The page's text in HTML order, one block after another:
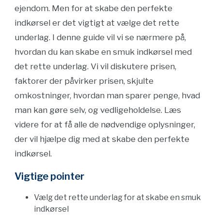
ejendom. Men for at skabe den perfekte
indkørsel er det vigtigt at vælge det rette
underlag. I denne guide vil vi se nærmere på,
hvordan du kan skabe en smuk indkørsel med
det rette underlag. Vi vil diskutere prisen,
faktorer der påvirker prisen, skjulte
omkostninger, hvordan man sparer penge, hvad
man kan gøre selv, og vedligeholdelse. Læs
videre for at få alle de nødvendige oplysninger,
der vil hjælpe dig med at skabe den perfekte
indkørsel.
Vigtige pointer
Vælg det rette underlag for at skabe en smuk
indkørsel